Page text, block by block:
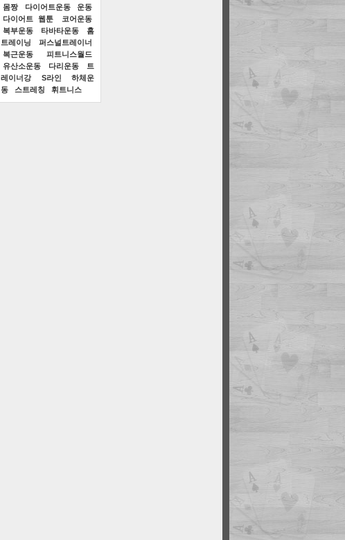
몸짱
다이어트운동
운동
다이어트 웹툰
코어운동
복부운동
타바타운동
홈
트레이닝
퍼스널트레이너
복근운동
피트니스월드
유산소운동
다리운동
트
레이너강
S라인
하체운
동
스트레칭 휘트니스